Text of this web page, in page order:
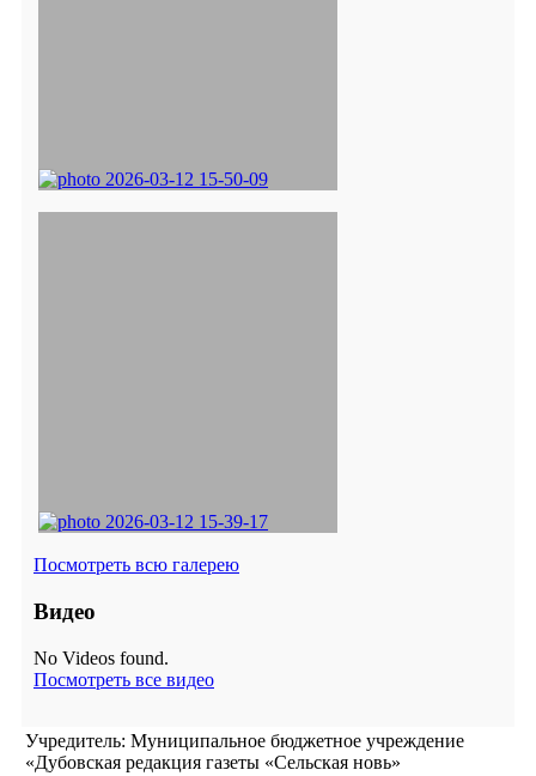
Посмотреть всю галерею
Видео
No Videos found.
Посмотреть все видео
Учредитель: Муниципальное бюджетное учреждение
«Дубовская редакция газеты «Сельская новь»